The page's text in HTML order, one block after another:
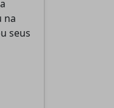
na
seus